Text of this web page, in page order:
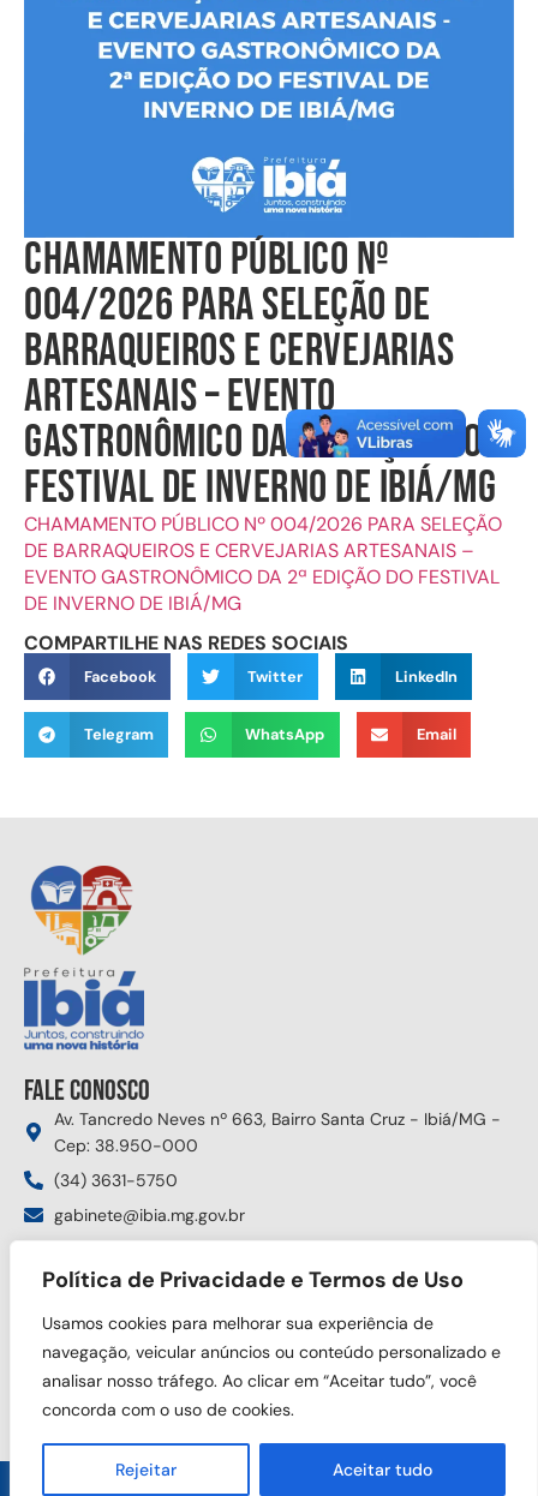
Política de Privacidade e Termos de Uso
Usamos cookies para melhorar sua experiência de
navegação, veicular anúncios ou conteúdo personalizado e
analisar nosso tráfego. Ao clicar em “Aceitar tudo”, você
concorda com o uso de cookies.
Rejeitar Aceitar tudo
CHAMAMENTO PÚBLICO Nº
004/2026 PARA SELEÇÃO DE
BARRAQUEIROS E CERVEJARIAS
ARTESANAIS – EVENTO
GASTRONÔMICO DA 2ª EDIÇÃO DO
FESTIVAL DE INVERNO DE IBIÁ/MG
CHAMAMENTO PÚBLICO Nº 004/2026 PARA SELEÇÃO
DE BARRAQUEIROS E CERVEJARIAS ARTESANAIS –
EVENTO GASTRONÔMICO DA 2ª EDIÇÃO DO FESTIVAL
DE INVERNO DE IBIÁ/MG
COMPARTILHE NAS REDES SOCIAIS
Facebook Twitter LinkedIn
Telegram WhatsApp Email
Fale conosco
Av. Tancredo Neves nº 663, Bairro Santa Cruz - Ibiá/MG -
Cep: 38.950-000
(34) 3631-5750
gabinete@ibia.mg.gov.br
Copyright © 2025 Prefeitura Municipal de Ibiá. Todos os direitos